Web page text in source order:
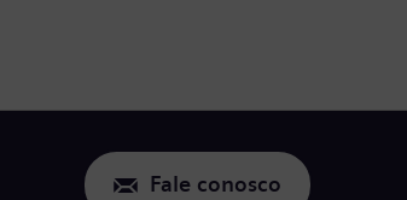
Fale conosco